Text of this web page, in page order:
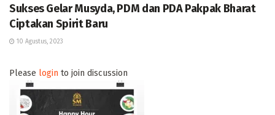
Sukses Gelar Musyda, PDM dan PDA Pakpak Bharat
Ciptakan Spirit Baru
10 Agustus, 2023
Please login to join discussion